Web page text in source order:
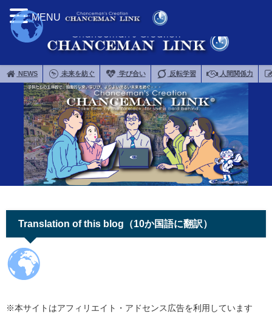
NEWS 未来を紡ぐ 学び合い 反転学習 人間関係力
Translation of this blog（10か国語に翻訳）
※本サイトはアフィリエイト・アドセンス広告を利用しています
MENU